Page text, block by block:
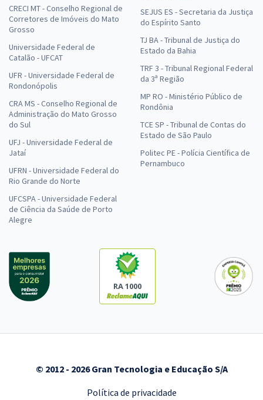
CRECI MT - Conselho Regional de
Corretores de Imóveis do Mato
Grosso
Universidade Federal de
Catalão - UFCAT
UFR - Universidade Federal de
Rondonópolis
CRA MS - Conselho Regional de
Administração do Mato Grosso
do Sul
UFJ - Universidade Federal de
Jataí
UFRN - Universidade Federal do
Rio Grande do Norte
UFCSPA - Universidade Federal
de Ciência da Saúde de Porto
Alegre
SEJUS ES - Secretaria da Justiça
do Espírito Santo
TJ BA - Tribunal de Justiça do
Estado da Bahia
TRF 3 - Tribunal Regional Federal
da 3ª Região
MP RO - Ministério Público de
Rondônia
TCE SP - Tribunal de Contas do
Estado de São Paulo
Politec PE - Polícia Científica de
Pernambuco
RA 1000
© 2012 - 2026 Gran Tecnologia e Educação S/A
Política de privacidade